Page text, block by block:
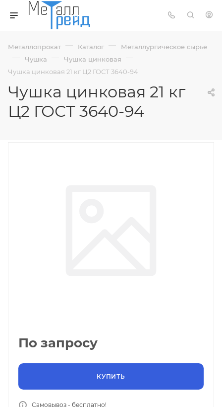
Металлопрокат — Каталог — Металлургическое сырье
— Чушка — Чушка цинковая —
Чушка цинковая 21 кг Ц2 ГОСТ 3640-94
Чушка цинковая 21 кг
Ц2 ГОСТ 3640-94
По запросу
КУПИТЬ
Самовывоз - бесплатно!